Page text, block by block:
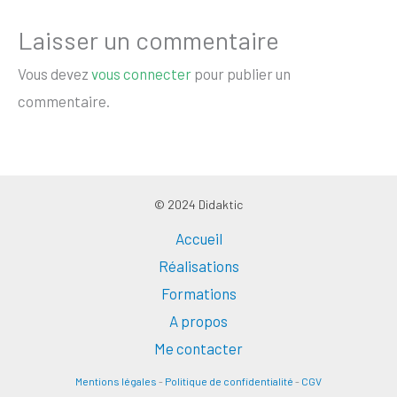
Laisser un commentaire
Vous devez vous connecter pour publier un
commentaire.
© 2024 Didaktic
Accueil
Réalisations
Formations
A propos
Me contacter
Mentions légales - Politique de confidentialité - CGV